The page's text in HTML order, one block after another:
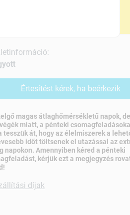
Értesítést kérek, ha beérkezik
magas átlaghőmérsékletű napok,
miatt, a pénteki
tesszük át, hogy az élelmiszerek a
időt töltsenek el utazással az
napokon. Amennyiben kéred a pénteki
kérjük ezt a megjegyzés
díjak